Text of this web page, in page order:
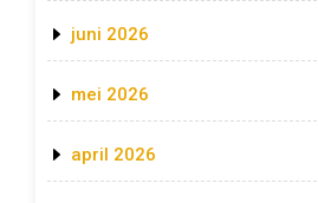
juni 2026
mei 2026
april 2026